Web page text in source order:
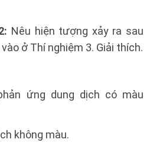
Nêu hiện tượng xảy ra sau
ở Thí nghiệm 3. Giải thích.
ứng dung dịch có màu
không màu.